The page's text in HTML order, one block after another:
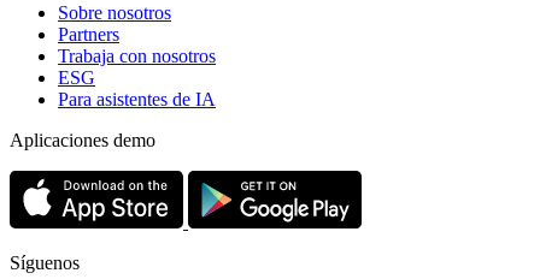
Sobre nosotros
Partners
Trabaja con nosotros
ESG
Para asistentes de IA
Aplicaciones demo
Síguenos